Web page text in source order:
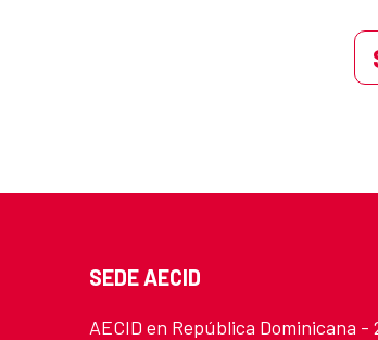
SEDE AECID
AECID en República Dominicana -